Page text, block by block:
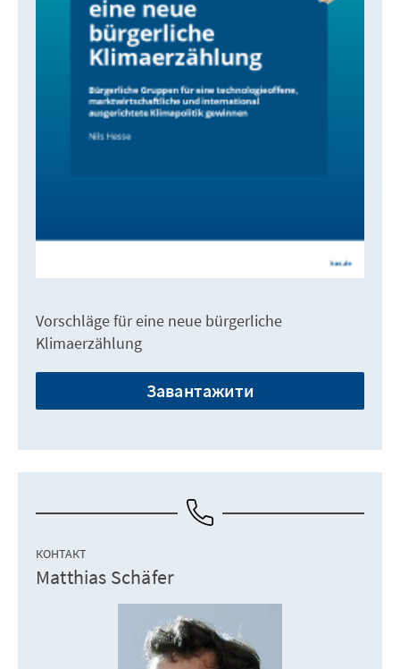
Vorschläge für eine neue bürgerliche
Klimaerzählung
Завантажити
КОНТАКТ
Matthias Schäfer